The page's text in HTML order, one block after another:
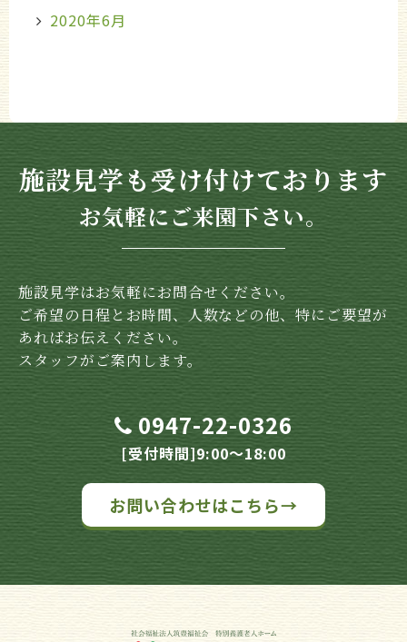
2020年6月
施設見学も受け付けております
お気軽にご来園下さい。
施設見学はお気軽にお問合せください。
ご希望の日程とお時間、人数などの他、特にご要望が
あればお伝えください。
スタッフがご案内します。
0947-22-0326
[受付時間]9:00～18:00
お問い合わせはこちら→